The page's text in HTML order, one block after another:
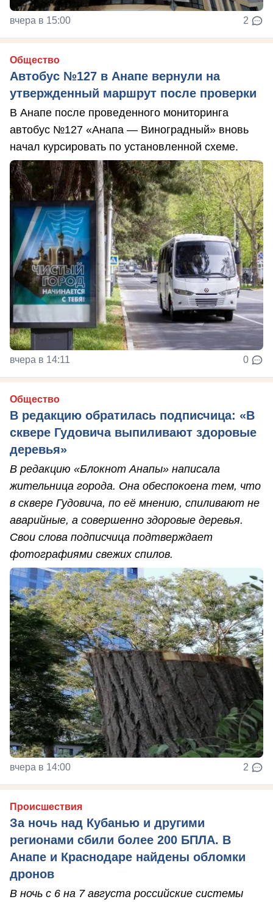
вчера в 15:00 2
Общество
Автобус №127 в Анапе вернули на
утвержденный маршрут после проверки
В Анапе после проведенного мониторинга
автобус №127 «Анапа — Виноградный» вновь
начал курсировать по установленной схеме.
вчера в 14:11 0
Общество
В редакцию обратилась подписчица: «В
сквере Гудовича выпиливают здоровые
деревья»
В редакцию «Блокнот Анапы» написала
жительница города. Она обеспокоена тем, что
в сквере Гудовича, по её мнению, спиливают не
аварийные, а совершенно здоровые деревья.
Свои слова подписчица подтверждает
фотографиями свежих спилов.
вчера в 14:00 2
Происшествия
За ночь над Кубанью и другими
регионами сбили более 200 БПЛА. В
Анапе и Краснодаре найдены обломки
дронов
В ночь с 6 на 7 августа российские системы